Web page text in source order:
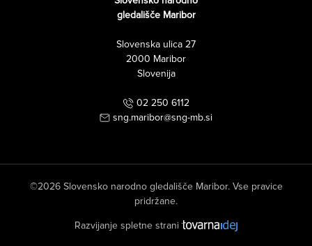
gledališče Maribor
Slovenska ulica 27
2000 Maribor
Slovenija
02 250 6112
sng.maribor@sng-mb.si
©2026 Slovensko narodno gledališče Maribor. Vse pravice
pridržane.
Razvijanje spletne strani